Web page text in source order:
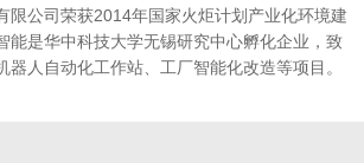
限公司荣获2014年国家火炬计划产业化环境建
能是华中科技大学无锡研究中心孵化企业，致
器人自动化工作站、工厂智能化改造等项目。